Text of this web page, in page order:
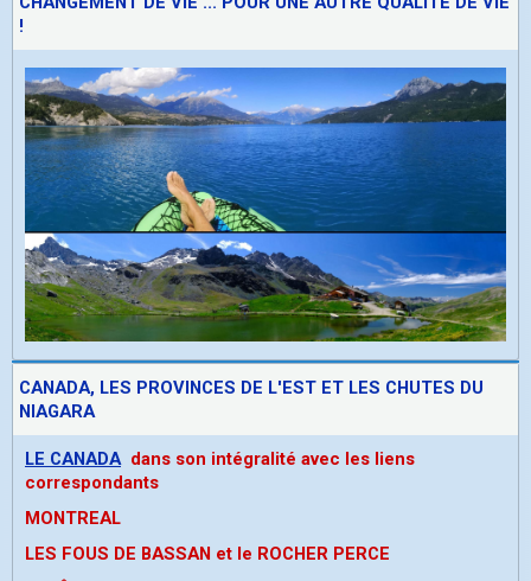
!
CANADA, LES PROVINCES DE L'EST ET LES CHUTES DU
NIAGARA
LE CANADA dans son intégralité avec les liens
correspondants
MONTREAL
LES FOUS DE BASSAN et le ROCHER PERCE